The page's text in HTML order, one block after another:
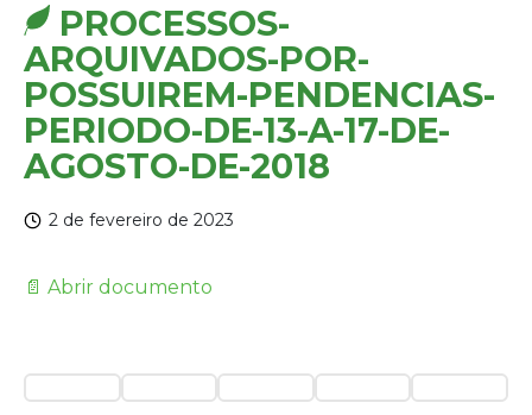
PROCESSOS-
ARQUIVADOS-POR-
POSSUIREM-PENDENCIAS-
PERIODO-DE-13-A-17-DE-
AGOSTO-DE-2018
2 de fevereiro de 2023
📄 Abrir documento